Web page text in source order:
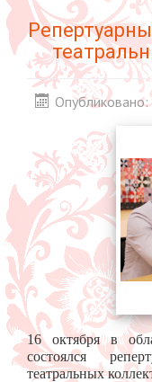
16 октября в
состоялся
театральных